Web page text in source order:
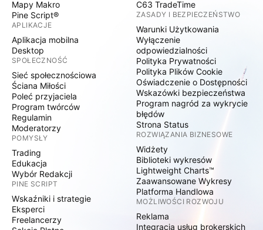
Mapy Makro
Pine Script®
APLIKACJE
Aplikacja mobilna
Desktop
SPOŁECZNOŚĆ
Sieć społecznościowa
Ściana Miłości
Poleć przyjaciela
Program twórców
Regulamin
Moderatorzy
POMYSŁY
Trading
Edukacja
Wybór Redakcji
PINE SCRIPT
Wskaźniki i strategie
Eksperci
Freelancerzy
C63 TradeTime
ZASADY I BEZPIECZEŃSTWO
Warunki Użytkowania
Wyłączenie
odpowiedzialności
Polityka Prywatności
Polityka Plików Cookie
Oświadczenie o Dostępności
Wskazówki bezpieczeństwa
Program nagród za wykrycie
błędów
Strona Status
ROZWIĄZANIA BIZNESOWE
Widżety
Biblioteki wykresów
Lightweight Charts™
Zaawansowane Wykresy
Platforma Handlowa
MOŻLIWOŚCI ROZWOJU
Reklama
Integracja usług brokerskich